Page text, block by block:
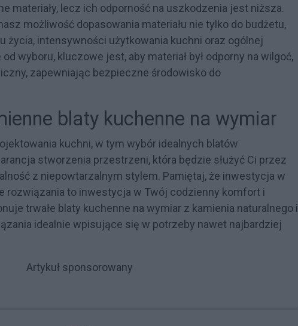
materiały, lecz ich odporność na uszkodzenia jest niższa.
możliwość dopasowania materiału nie tylko do budżetu,
życia, intensywności użytkowania kuchni oraz ogólnej
wyboru, kluczowe jest, aby materiał był odporny na wilgoć,
zapewniając bezpieczne środowisko do
blaty kuchenne na wymiar
kuchni, w tym wybór idealnych blatów
stworzenia przestrzeni, która będzie służyć Ci przez
z niepowtarzalnym stylem. Pamiętaj, że inwestycja w
rozwiązania to inwestycja w Twój codzienny komfort i
trwałe blaty kuchenne na wymiar z kamienia naturalnego i
idealnie wpisujące się w potrzeby nawet najbardziej
Artykuł sponsorowany